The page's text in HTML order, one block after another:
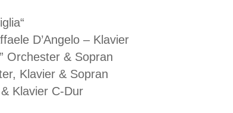
D’Angelo – Klavier
Orchester & Sopran
Klavier & Sopran
Klavier C-Dur